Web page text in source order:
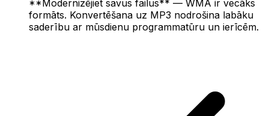
**Modernizējiet savus failus** — WMA ir vecāks
formāts. Konvertēšana uz MP3 nodrošina labāku
saderību ar mūsdienu programmatūru un ierīcēm.